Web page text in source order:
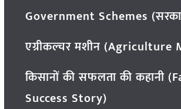
Government Schemes
एग्रीकल्चर मशीन (Agriculture
किसानों की सफलता की कहानी
Success Story)